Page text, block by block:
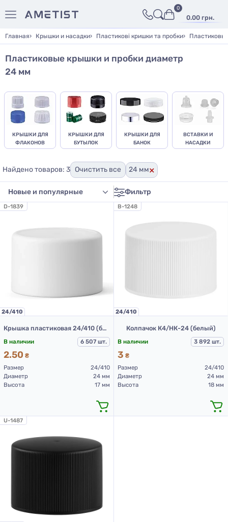
0.00 грн.
0
Главная Крышки и насадки Пластикові кришки та пробки
Пластиковые крышки и пробки диаметр
24 мм
КРЫШКИ ДЛЯ
ФЛАКОНОВ
КРЫШКИ ДЛЯ
БУТЫЛОК
КРЫШКИ ДЛЯ
БАНОК
ВСТАВКИ И
НАСАДКИ
Найдено товаров: 3 Очистить все 24 мм×
Фильтр
D-1839
24/410
Крышка пластиковая 24/410 (белый)
В наличии 6 507 шт.
2.50 ₴
Размер
24/410
Диаметр
24 мм
Высота
17 мм
B-1248
24/410
Колпачок К4/НК-24 (белый)
В наличии 3 892 шт.
3 ₴
Размер
24/410
Диаметр
24 мм
Высота
18 мм
U-1487